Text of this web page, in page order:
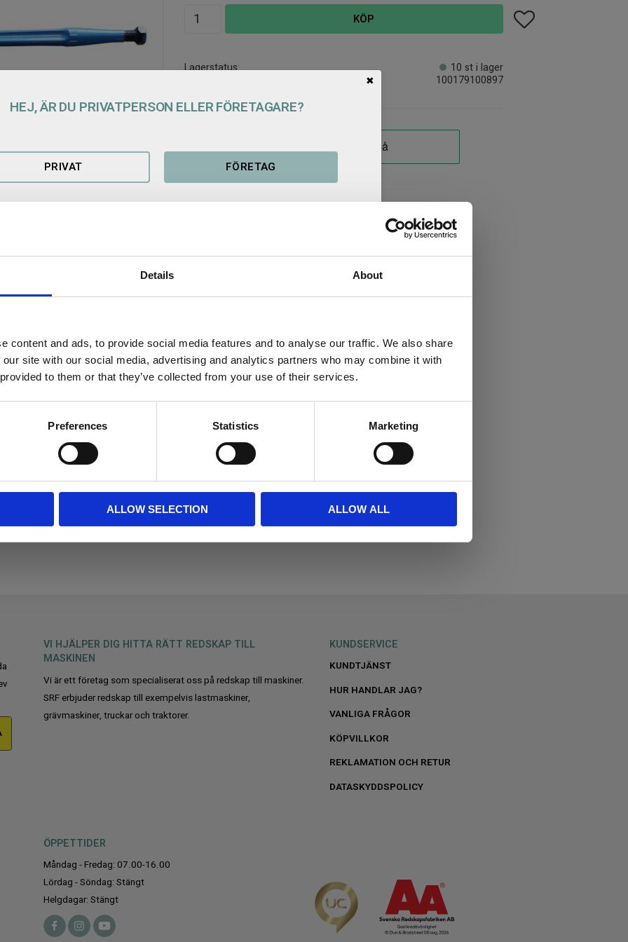
Details About
content and ads, to provide social media features and to analyse our traffic. We also share
site with our social media, advertising and analytics partners who may combine it with
to them or that they’ve collected from your use of their services.
Preferences Statistics Marketing
ALLOW SELECTION ALLOW ALL
KÖP Lägg till i favoriter
Lagerstatus
10 st i lager
100179100897
i hylsan på samtliga av våra
krokodilgrepar;
VI HJÄLPER DIG HITTA RÄTT REDSKAP TILL
MASKINEN
Vi är ett företag som specialiserat oss på redskap till maskiner.
SRF erbjuder redskap till exempelvis lastmaskiner,
grävmaskiner, truckar och traktorer.
KUNDSERVICE
KUNDTJÄNST
HUR HANDLAR JAG?
VANLIGA FRÅGOR
KÖPVILLKOR
REKLAMATION OCH RETUR
DATASKYDDSPOLICY
ÖPPETTIDER
Måndag - Fredag: 07.00-16.00
Lördag - Söndag: Stängt
Helgdagar: Stängt
HEJ, ÄR DU PRIVATPERSON ELLER FÖRETAGARE?
PRIVAT FÖRETAG
✖